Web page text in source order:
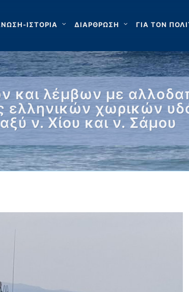
ΙΣΤΟΡΙΑ ΔΙΑΡΘΡΩΣΗ ΓΙΑ ΤΟΝ
και λέμβων με
ελληνικών χωρικών
ν. Χίου και ν. Σάμου